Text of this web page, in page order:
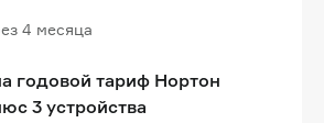
годовой тариф Нортон
3 устройства
4 месяца